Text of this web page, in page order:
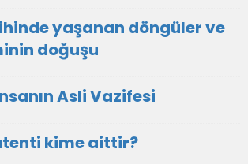
yaşanan döngüler ve
doğuşu
Asli Vazifesi
kime aittir?